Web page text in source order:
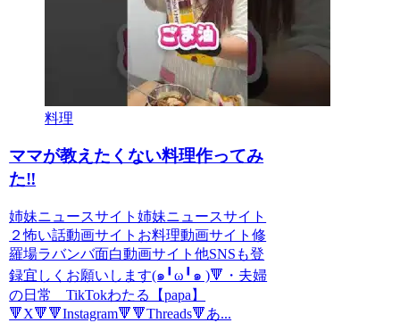
料理
ママが教えたくない料理作ってみ
た‼️
姉妹ニュースサイト姉妹ニュースサイト
２怖い話動画サイトお料理動画サイト修
羅場ラバンバ面白動画サイト他SNSも登
録宜しくお願いします(๑╹ω╹๑ )🔻・夫婦
の日常 TikTokわたる【papa】
🔻X🔻🔻Instagram🔻🔻Threads🔻あ...